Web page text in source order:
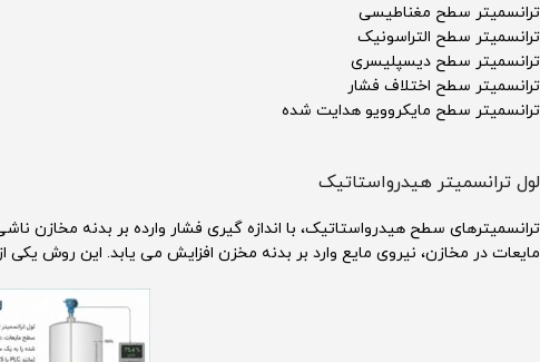
ترانسمیتر سطح مغناطیسی
ترانسمیتر سطح التراسونیک
ترانسمیتر سطح دیسپلیسری
ترانسمیتر سطح اختلاف فشار
ترانسمیتر سطح مایکروویو هدایت شده
لول ترانسمیتر هیدرواستاتیک
ترانسمیترهای سطح هیدرواستاتیک، با اندازه گیری فشار وارده بر بدنه مخازن
مایعات در مخازن، نیروی مایع وارد بر بدنه مخزن افزایش می یابد. این روش